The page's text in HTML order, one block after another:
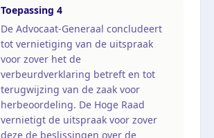
Toepassing 4
De Advocaat-Generaal concludeert
tot vernietiging van de uitspraak
voor zover het de
verbeurdverklaring betreft en tot
terugwijzing van de zaak voor
herbeoordeling. De Hoge Raad
vernietigt de uitspraak voor zover
deze de beslissingen over de